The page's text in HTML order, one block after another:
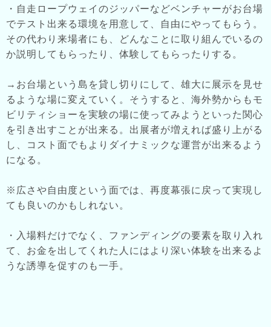
・自走ロープウェイのジッパーなどベンチャーがお台場
でテスト出来る環境を用意して、自由にやってもらう。
その代わり来場者にも、どんなことに取り組んでいるの
か説明してもらったり、体験してもらったりする。
→お台場という島を貸し切りにして、雄大に展示を見せ
るような場に変えていく。そうすると、海外勢からもモ
ビリティショーを実験の場に使ってみようといった関心
を引き出すことが出来る。出展者が増えれば盛り上がる
し、コスト面でもよりダイナミックな運営が出来るよう
になる。
※広さや自由度という面では、再度幕張に戻って実現し
ても良いのかもしれない。
・入場料だけでなく、ファンディングの要素を取り入れ
て、お金を出してくれた人にはより深い体験を出来るよ
うな誘導を促すのも一手。